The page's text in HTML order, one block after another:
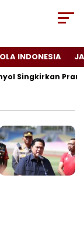
INDONESIA
Singkirkan